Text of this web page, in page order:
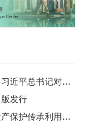
让中朝传统友谊之树更加根深叶茂——习近平总书记对朝鲜进行国事访问纪实
发行
在习近平文化思想引领下文化和自然遗产保护传承利用工作开创新局面